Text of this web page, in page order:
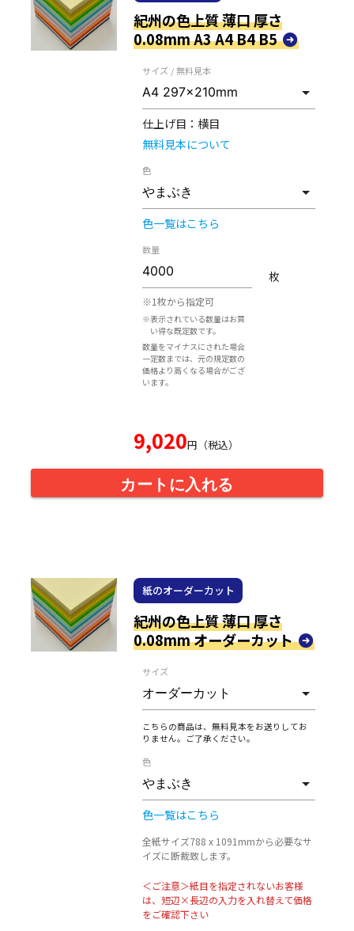
紀州の色上質 薄口 厚さ
0.08mm A3 A4 B4 B5
サイズ / 無料見本
仕上げ目： 横目
無料見本について
色
色一覧はこちら
数量
※1枚から指定可
※表示されている数量はお買
い得な既定数です。
数量をマイナスにされた場合
一定数までは、元の規定数の
価格より高くなる場合がござ
います。
枚
9,020円（税込）
カートに入れる
紙のオーダーカット
紀州の色上質 薄口 厚さ
0.08mm オーダーカット
サイズ
こちらの商品は、無料見本をお送りしてお
りません。ご了承ください。
色
色一覧はこちら
全紙サイズ788 x 1091mmから必要なサ
イズに断裁致します。
＜ご注意＞紙目を指定されないお客様
は、短辺×長辺の入力を入れ替えて価格
をご確認下さい